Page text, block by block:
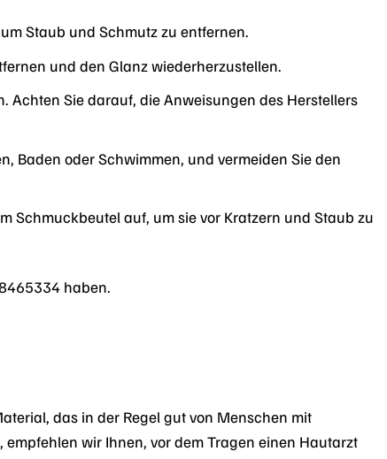
Staub und Schmutz zu entfernen.
und den Glanz wiederherzustellen.
Achten Sie darauf, die Anweisungen des Herstellers
Baden oder Schwimmen, und vermeiden Sie den
Schmuckbeutel auf, um sie vor Kratzern und Staub zu
haben.
das in der Regel gut von Menschen mit
wir Ihnen, vor dem Tragen einen Hautarzt